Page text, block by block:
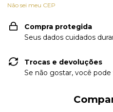
Não sei meu CEP
Compra protegida
Seus dados cuidados
Trocas e devoluções
Se não gostar, você